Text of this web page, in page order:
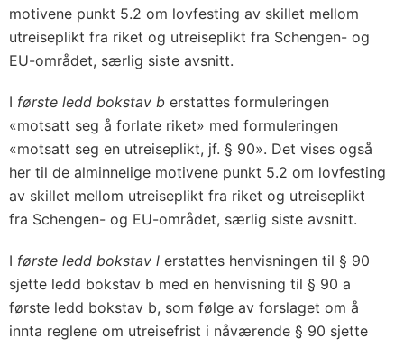
motivene punkt 5.2 om lovfesting av skillet mellom
utreiseplikt fra riket og utreiseplikt fra Schengen- og
EU-området, særlig siste avsnitt.
I første ledd bokstav b erstattes formuleringen
«motsatt seg å forlate riket» med formuleringen
«motsatt seg en utreiseplikt, jf. § 90». Det vises også
her til de alminnelige motivene punkt 5.2 om lovfesting
av skillet mellom utreiseplikt fra riket og utreiseplikt
fra Schengen- og EU-området, særlig siste avsnitt.
I første ledd bokstav l erstattes henvisningen til § 90
sjette ledd bokstav b med en henvisning til § 90 a
første ledd bokstav b, som følge av forslaget om å
innta reglene om utreisefrist i nåværende § 90 sjette